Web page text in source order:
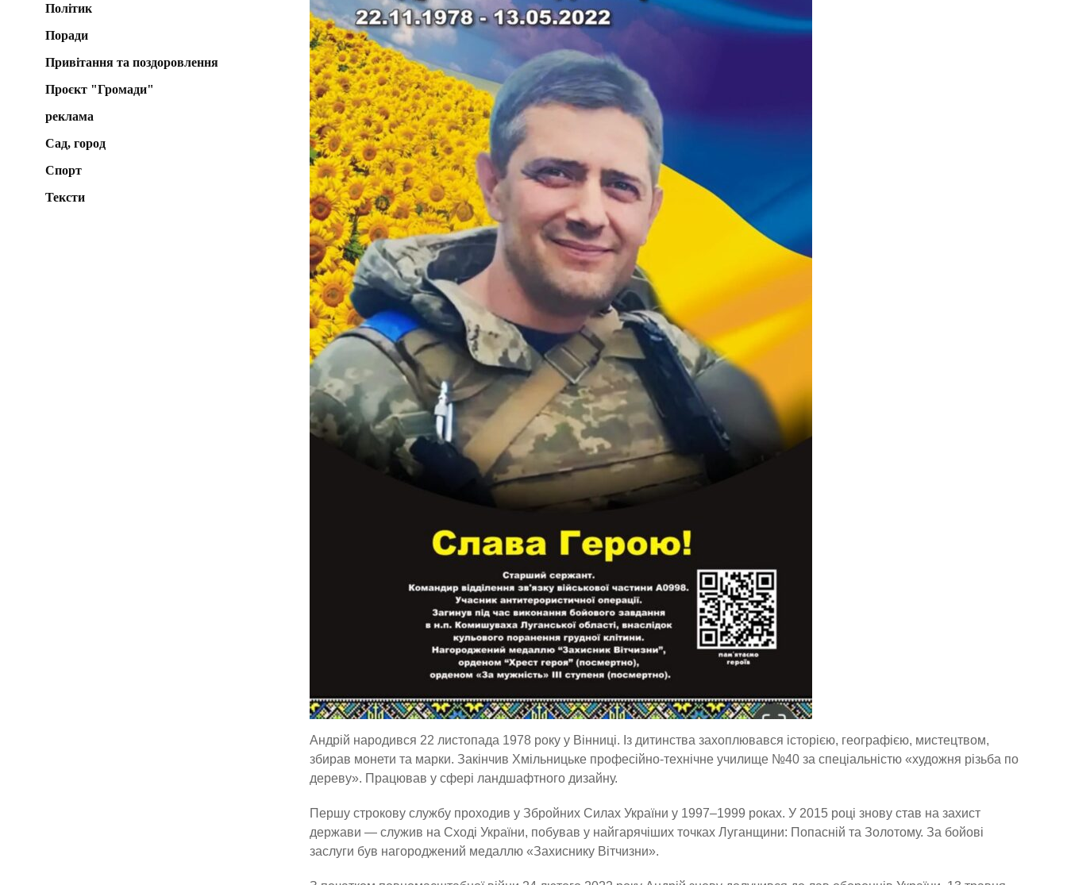
Андрій народився 22 листопада 1978 року у Вінниці. Із дитинства захоплювався історією, географією, мистецтвом,
збирав монети та марки. Закінчив Хмільницьке професійно-технічне училище №40 за спеціальністю «художня різьба по
дереву». Працював у сфері ландшафтного дизайну.
Першу строкову службу проходив у Збройних Силах України у 1997–1999 роках. У 2015 році знову став на захист
держави — служив на Сході України, побував у найгарячіших точках Луганщини: Попасній та Золотому. За бойові
заслуги був нагороджений медаллю «Захиснику Вітчизни».
Політик
Поради
Привітання та поздоровлення
Проєкт "Громади"
реклама
Сад, город
Спорт
Тексти